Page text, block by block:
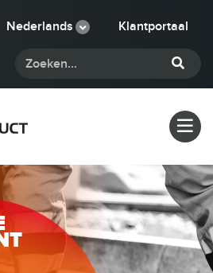
Nederlands Klantportaal